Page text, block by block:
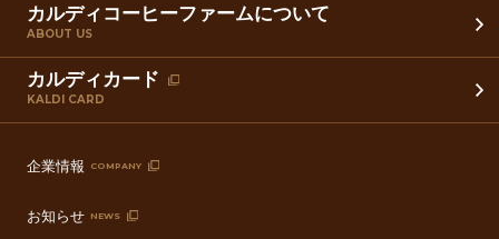
カルディコーヒーファームについて
ABOUT US
カルディカード
KALDI CARD
企業情報 COMPANY
お知らせ NEWS